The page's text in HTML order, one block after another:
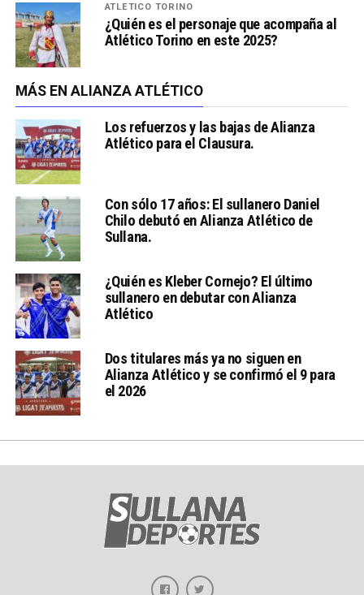
ATLÉTICO TORINO
¿Quién es el personaje que acompaña al
Atlético Torino en este 2025?
MÁS EN ALIANZA ATLÉTICO
Los refuerzos y las bajas de Alianza
Atlético para el Clausura.
Con sólo 17 años: El sullanero Daniel
Chilo debutó en Alianza Atlético de
Sullana.
¿Quién es Kleber Cornejo? El último
sullanero en debutar con Alianza
Atlético
Dos titulares más ya no siguen en
Alianza Atlético y se confirmó el 9 para
el 2026